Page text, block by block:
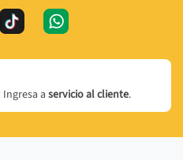
aservicio al cliente.